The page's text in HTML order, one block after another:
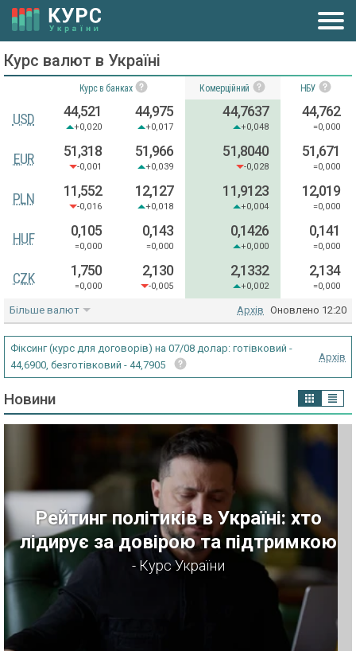
Курс валют в Україні
Курс в банках Комерційний НБУ
USD 44,521
+0,020
44,975
+0,017
44,7637
+0,048
44,762
=0,000
EUR 51,318
-0,001
51,966
+0,039
51,8040
-0,028
51,671
=0,000
PLN 11,552
-0,016
12,127
+0,018
11,9123
+0,004
12,019
=0,000
HUF 0,105
=0,000
0,143
=0,000
0,1426
+0,000
0,141
=0,000
CZK 1,750
=0,000
2,130
-0,005
2,1332
+0,002
2,134
=0,000
Більше валют Архів Оновлено 12:20
Фіксинг (курс для договорів) на 07/08 долар: готівковий -
44,6900, безготівковий - 44,7905
Архів
Новини
Рейтинг політиків в Україні: хто
лідирує за довірою та підтримкою
- Курс України